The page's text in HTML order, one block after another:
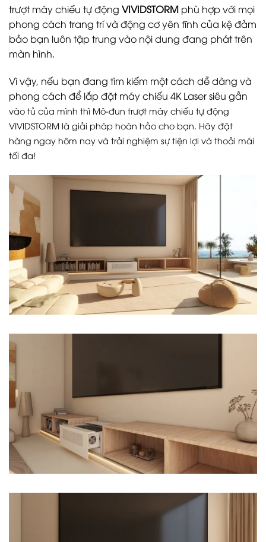
trượt máy chiếu tự động VIVIDSTORM phù hợp với mọi
phong cách trang trí và động cơ yên tĩnh của kệ đảm
bảo bạn luôn tập trung vào nội dung đang phát trên
màn hình.
Vì vậy, nếu bạn đang tìm kiếm một cách dễ dàng và
phong cách để lắp đặt máy chiếu 4K Laser siêu gần
vào tủ của mình thì Mô-đun trượt máy chiếu tự động
VIVIDSTORM là giải pháp hoàn hảo cho bạn. Hãy đặt
hàng ngay hôm nay và trải nghiệm sự tiện lợi và thoải mái
tối đa!